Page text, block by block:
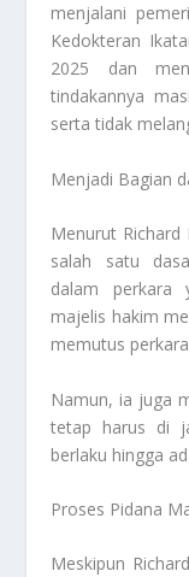
menjalani
Kedokteran
2025 dan
tindakannya
serta tidak
Menjadi Bagian
Menurut
salah satu
dalam perkara
majelis hakim
memutus
Namun, ia juga
tetap harus di
berlaku hingga
Proses Pidana
Meskipun